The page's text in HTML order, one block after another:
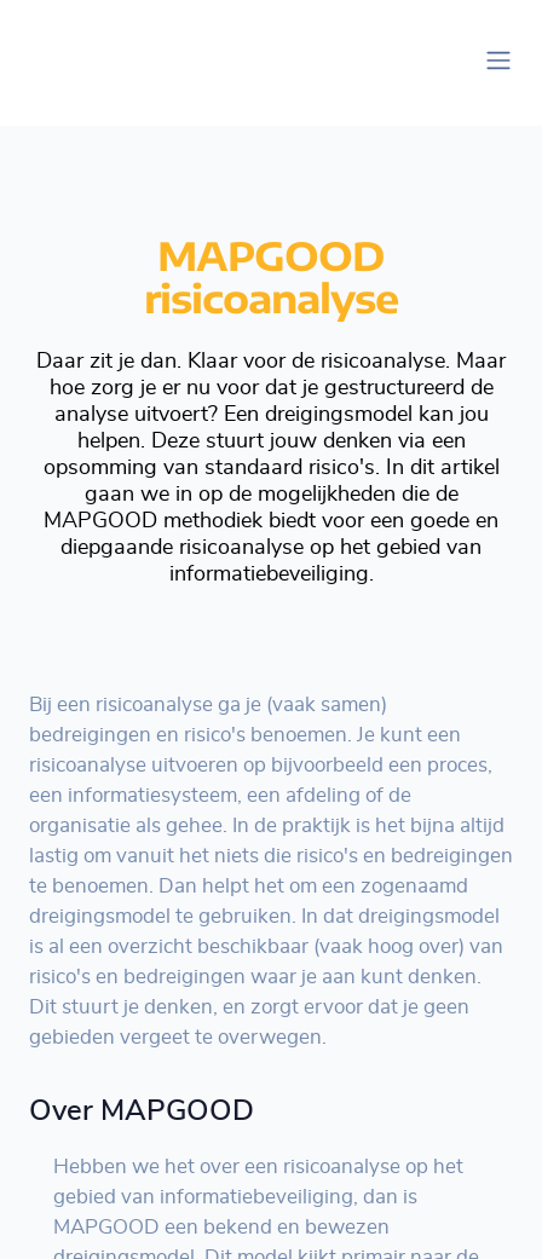
MAPGOOD
risicoanalyse
Daar zit je dan. Klaar voor de risicoanalyse. Maar
hoe zorg je er nu voor dat je gestructureerd de
analyse uitvoert? Een dreigingsmodel kan jou
helpen. Deze stuurt jouw denken via een
opsomming van standaard risico's. In dit artikel
gaan we in op de mogelijkheden die de
MAPGOOD methodiek biedt voor een goede en
diepgaande risicoanalyse op het gebied van
informatiebeveiliging.
Bij een risicoanalyse ga je (vaak samen)
bedreigingen en risico's benoemen. Je kunt een
risicoanalyse uitvoeren op bijvoorbeeld een proces,
een informatiesysteem, een afdeling of de
organisatie als gehee. In de praktijk is het bijna altijd
lastig om vanuit het niets die risico's en bedreigingen
te benoemen. Dan helpt het om een zogenaamd
dreigingsmodel te gebruiken. In dat dreigingsmodel
is al een overzicht beschikbaar (vaak hoog over) van
risico's en bedreigingen waar je aan kunt denken.
Dit stuurt je denken, en zorgt ervoor dat je geen
gebieden vergeet te overwegen.
Over MAPGOOD
Hebben we het over een risicoanalyse op het
gebied van informatiebeveiliging, dan is
MAPGOOD een bekend en bewezen